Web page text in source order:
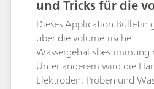
Silbergalvanisierbädern
Kaliumbromid bzw.
und Tricks für die
arl-Fischer-Titration
Dieses Application Bulletin
über die volumetrische
Wassergehaltsbestimmung
Unter anderem wird die
Elektroden, Proben und